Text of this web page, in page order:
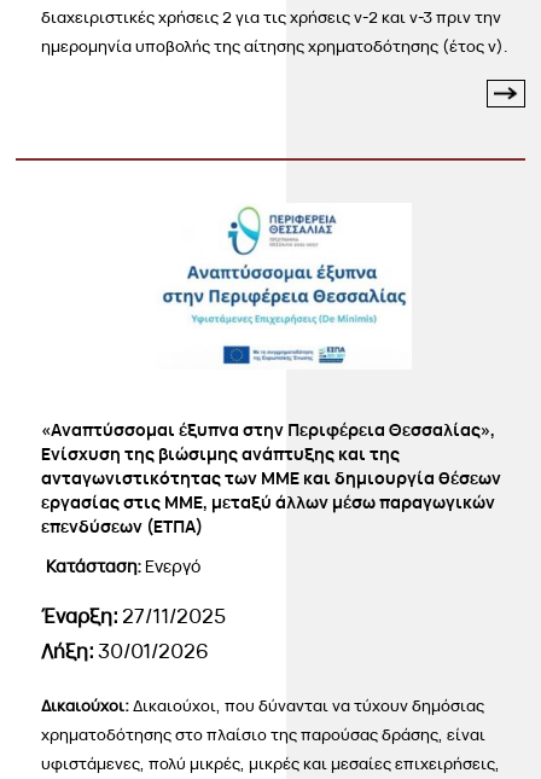
διαχειριστικές χρήσεις 2 για τις χρήσεις ν-2 και ν-3 πριν την
ημερομηνία υποβολής της αίτησης χρηματοδότησης (έτος ν).
«Αναπτύσσομαι έξυπνα στην Περιφέρεια Θεσσαλίας»,
Ενίσχυση της βιώσιμης ανάπτυξης και της
ανταγωνιστικότητας των ΜΜΕ και δημιουργία θέσεων
εργασίας στις ΜΜΕ, μεταξύ άλλων μέσω παραγωγικών
επενδύσεων (ΕΤΠΑ)
Κατάσταση: Ενεργό
Έναρξη: 27/11/2025
Λήξη:30/01/2026
Δικαιούχοι:Δικαιούχοι, που δύνανται να τύχουν δημόσιας
χρηματοδότησης στο πλαίσιο της παρούσας δράσης, είναι
υφιστάμενες, πολύ μικρές, μικρές και μεσαίες επιχειρήσεις,